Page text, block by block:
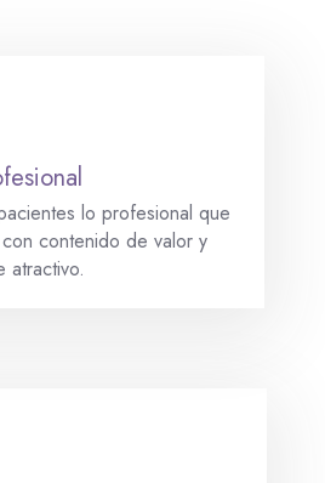
lo profesional que
contenido de valor y
atractivo.